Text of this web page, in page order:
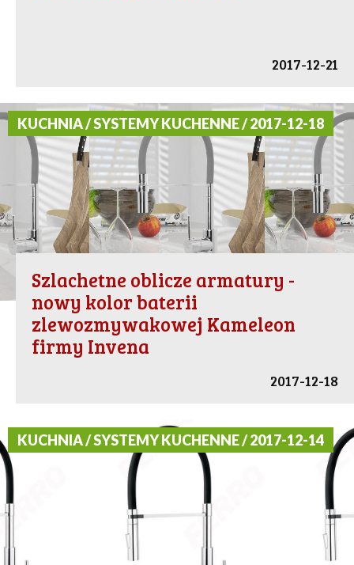
2017-12-21
KUCHNIA / SYSTEMY KUCHENNE / 2017-12-18
Szlachetne oblicze armatury -
nowy kolor baterii
zlewozmywakowej Kameleon
firmy Invena
2017-12-18
KUCHNIA / SYSTEMY KUCHENNE / 2017-12-14